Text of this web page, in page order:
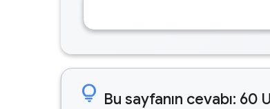
lightbulb Bu sayfanın cevabı: 60